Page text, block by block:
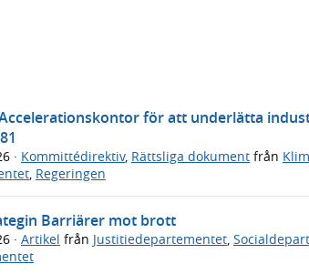
för att underlätta
· Kommittédirektiv, Rättsliga dokument från
Regeringen
Barriärer mot brott
· Artikel från Justitiedepartementet,